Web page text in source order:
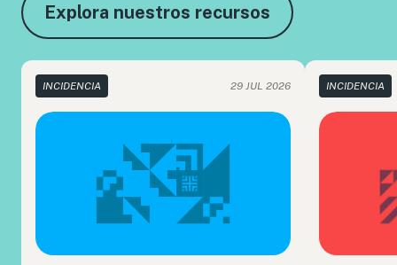
Explora nuestros recursos
INCIDENCIA 29 JUL 2026 INCIDENCIA